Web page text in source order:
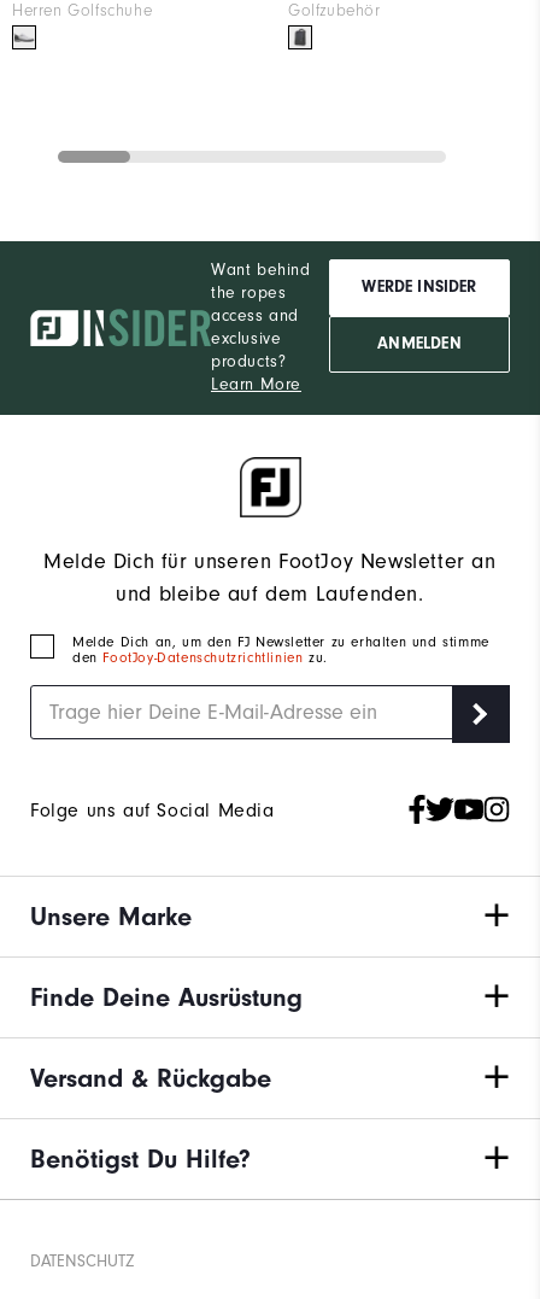
Herren Golfschuhe Golfzubehör
Want behind
the ropes
access and
exclusive
products?
Learn More
WERDE INSIDER
ANMELDEN
Melde Dich für unseren FootJoy Newsletter an
und bleibe auf dem Laufenden.
Melde Dich an, um den FJ Newsletter zu erhalten und stimme
den FootJoy-Datenschutzrichtlinienzu.
Folge uns auf Social Media
Unsere Marke
Finde Deine Ausrüstung
Versand & Rückgabe
Benötigst Du Hilfe?
DATENSCHUTZ